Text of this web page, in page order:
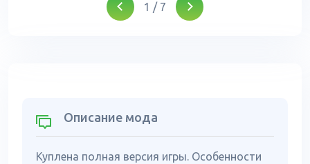
1 / 7
Описание мода
Куплена полная версия игры. Особенности